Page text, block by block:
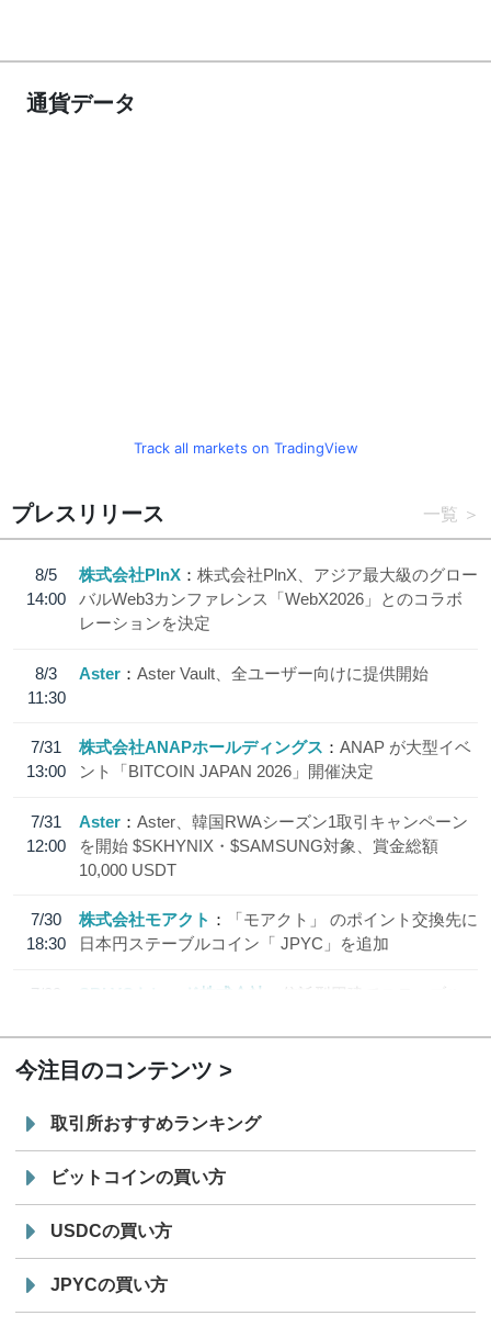
通貨データ
Track all markets on TradingView
プレスリリース 一覧
8/5
14:00
株式会社PlnX
株式会社PlnX、アジア最大級のグロー
バルWeb3カンファレンス「WebX2026」とのコラボ
レーションを決定
8/3
11:30
Aster Aster Vault、全ユーザー向けに提供開始
7/31
13:00
株式会社ANAPホールディングス
ANAP が大型イベ
ント「BITCOIN JAPAN 2026」開催決定
7/31
12:00
Aster
Aster、韓国RWAシーズン1取引キャンペーン
を開始 $SKHYNIX・$SAMSUNG対象、賞金総額
10,000 USDT
7/30
18:30
株式会社モアクト
「モアクト」 のポイント交換先に
日本円ステーブルコイン「 JPYC」を追加
7/29
SBI VCトレード株式会社
信託型円建てステーブル
今注目のコンテンツ
取引所おすすめランキング
ビットコインの買い方
USDCの買い方
JPYCの買い方